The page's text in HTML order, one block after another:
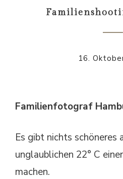
16.
Familienfotograf
Es gibt nichts schöneres
unglaublichen 22° C
machen.